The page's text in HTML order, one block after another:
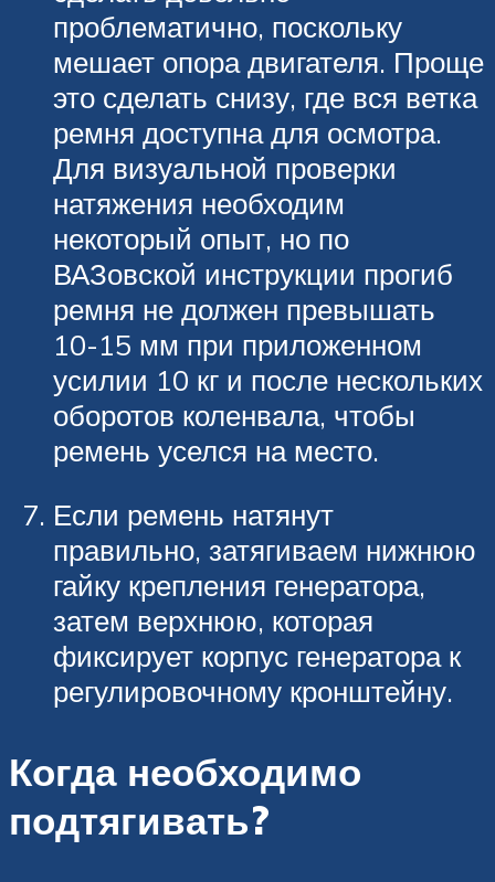
проблематично, поскольку
мешает опора двигателя. Проще
это сделать снизу, где вся ветка
ремня доступна для осмотра.
Для визуальной проверки
натяжения необходим
некоторый опыт, но по
ВАЗовской инструкции прогиб
ремня не должен превышать
10-15 мм при приложенном
усилии 10 кг и после нескольких
оборотов коленвала, чтобы
ремень уселся на место.
Если ремень натянут
правильно, затягиваем нижнюю
гайку крепления генератора,
затем верхнюю, которая
фиксирует корпус генератора к
регулировочному кронштейну.
Когда необходимо
подтягивать?